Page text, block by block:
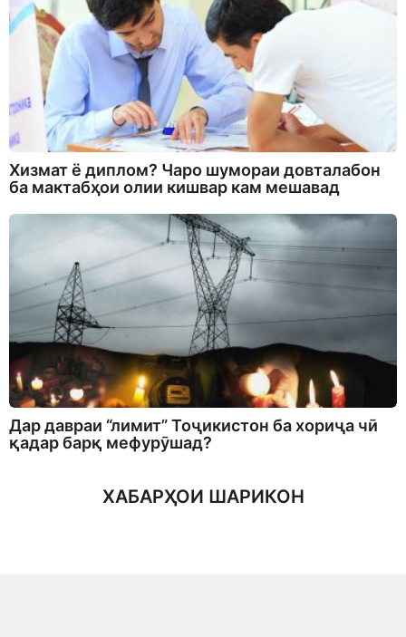
Хизмат ё диплом? Чаро шумораи довталабон
ба мактабҳои олии кишвар кам мешавад
Дар давраи “лимит” Тоҷикистон ба хориҷа чӣ
қадар барқ мефурӯшад?
ХАБАРҲОИ ШАРИКОН